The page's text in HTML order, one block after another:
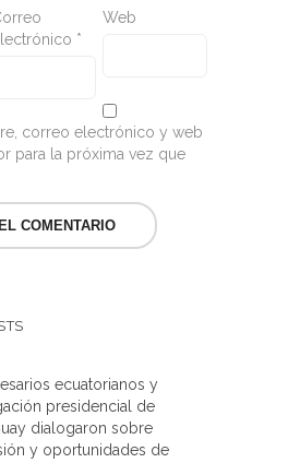
*
Web
correo electrónico y web
para la próxima vez que
ecuatorianos y
presidencial de
dialogaron sobre
y oportunidades de